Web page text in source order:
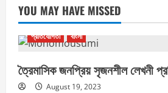
YOU MAY HAVE MISSED
প্রতিযোগিতা বাংলা
ত্রৈমাসিক জনপ্রিয় সৃজনশীল লেখনী
August 19, 2023